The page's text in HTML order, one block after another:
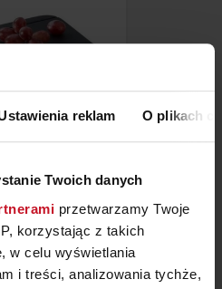
reklam O plikach
Twoich danych
przetwarzamy Twoje
korzystając z takich
w celu wyświetlania
i treści, analizowania tychże,
FROMAGE
W SALONIE